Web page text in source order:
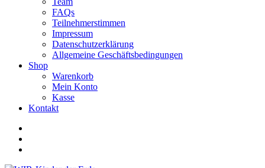
FAQs
Teilnehmerstimmen
Impressum
Datenschutzerklärung
Allgemeine Geschäftsbedingungen
Shop
Warenkorb
Mein Konto
Kasse
Kontakt